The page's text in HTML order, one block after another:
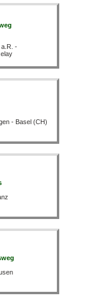
a.R. -
- Basel (CH)